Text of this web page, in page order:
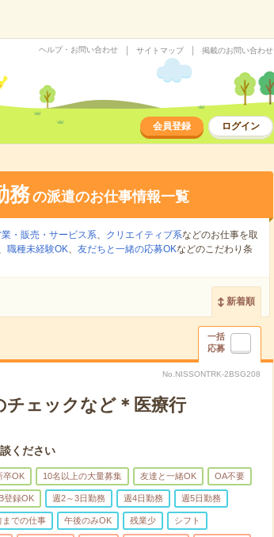
ヘルプ・お問い合わせ サイトマップ 掲載のお問い合わせ
会員登録 ログイン
務の派遣のお仕事情報一覧
・販売・サービス系、 クリエイティブ系などのお仕事を取
職種未経験OK、 友だちと一緒の応募OKなどのこだわり条
新着順
一括
応募
No.NISSONTRK-2BSG208
チェックなど＊医療行
ください
卒OK 10名以上の大量募集 友達と一緒OK OA不要
登録OK 週2～3日勤務 週4日勤務 週5日勤務
までの仕事 午後のみOK 残業少 シフト